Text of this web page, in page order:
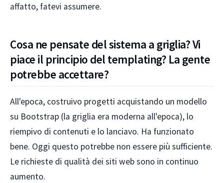
affatto, fatevi assumere.
Cosa ne pensate del sistema a griglia? Vi
piace il principio del templating? La gente
potrebbe accettare?
All'epoca, costruivo progetti acquistando un modello
su Bootstrap (la griglia era moderna all'epoca), lo
riempivo di contenuti e lo lanciavo. Ha funzionato
bene. Oggi questo potrebbe non essere più sufficiente.
Le richieste di qualità dei siti web sono in continuo
aumento.